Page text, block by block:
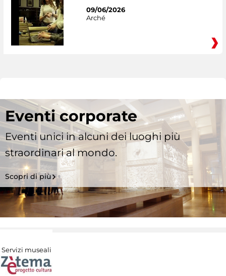
09/06/2026
Arché
Eventi corporate
Eventi unici in alcuni dei luoghi più
straordinari al mondo.
Scopri di più
Servizi museali